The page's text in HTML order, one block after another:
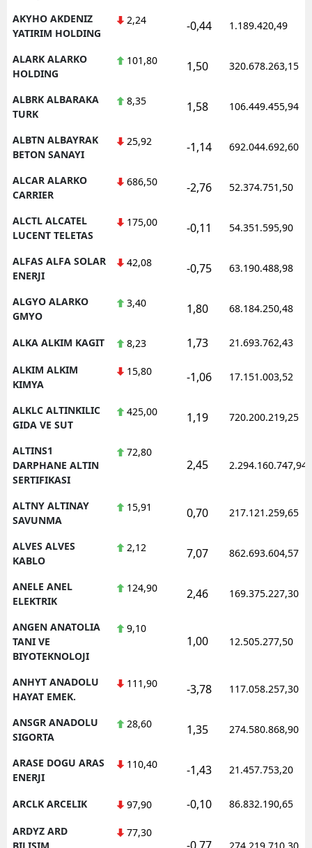
AKYHO AKDENIZ
YATIRIM HOLDING
2,24 -0,44 1.189.420,49
ALARK ALARKO
HOLDING
101,80 1,50 320.678.263,15
ALBRK ALBARAKA
TURK
8,35 1,58 106.449.455,94
ALBTN ALBAYRAK
BETON SANAYI
25,92 -1,14 692.044.692,60
ALCAR ALARKO
CARRIER
686,50 -2,76 52.374.751,50
ALCTL ALCATEL
LUCENT TELETAS
175,00 -0,11 54.351.595,90
ALFAS ALFA SOLAR
ENERJI
42,08 -0,75 63.190.488,98
ALGYO ALARKO
GMYO
3,40 1,80 68.184.250,48
ALKA ALKIM KAGIT 8,23 1,73 21.693.762,43
ALKIM ALKIM
KIMYA
15,80 -1,06 17.151.003,52
ALKLC ALTINKILIC
GIDA VE SUT
425,00 1,19 720.200.219,25
ALTINS1
DARPHANE ALTIN
SERTIFIKASI
72,80
2,45 2.294.160.747,94
ALTNY ALTINAY
SAVUNMA
15,91 0,70 217.121.259,65
ALVES ALVES
KABLO
2,12 7,07 862.693.604,57
ANELE ANEL
ELEKTRIK
124,90 2,46 169.375.227,30
ANGEN ANATOLIA
TANI VE
BIYOTEKNOLOJI
9,10
1,00 12.505.277,50
ANHYT ANADOLU
HAYAT EMEK.
111,90 -3,78 117.058.257,30
ANSGR ANADOLU
SIGORTA
28,60 1,35 274.580.868,90
ARASE DOGU ARAS
ENERJI
110,40 -1,43 21.457.753,20
ARCLK ARCELIK 97,90 -0,10 86.832.190,65
ARDYZ ARD
BILISIM
77,30
-0,77 274.219.710,30